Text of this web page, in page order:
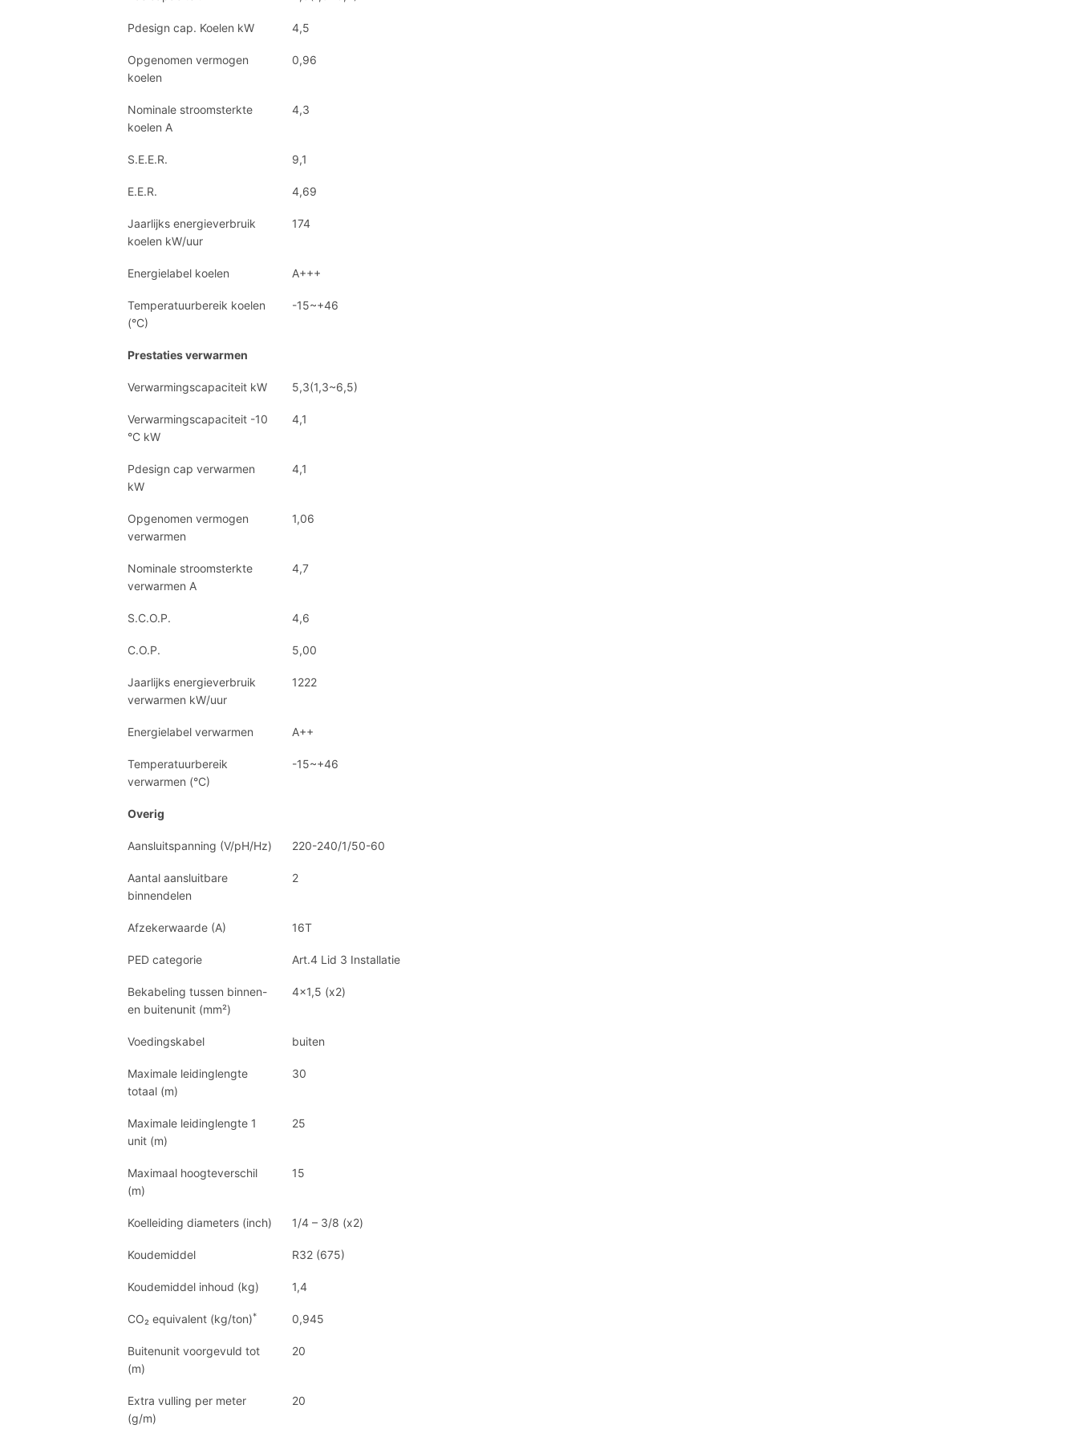
Pdesign cap. Koelen kW 4,5
Opgenomen vermogen
koelen
0,96
Nominale stroomsterkte
koelen A
4,3
S.E.E.R. 9,1
E.E.R. 4,69
Jaarlijks energieverbruik
koelen kW/uur
174
Energielabel koelen A+++
Temperatuurbereik koelen
(°C)
-15~+46
Prestaties verwarmen
Verwarmingscapaciteit kW 5,3(1,3~6,5)
Verwarmingscapaciteit -10
°C kW
4,1
Pdesign cap verwarmen
kW
4,1
Opgenomen vermogen
verwarmen
1,06
Nominale stroomsterkte
verwarmen A
4,7
S.C.O.P. 4,6
C.O.P. 5,00
Jaarlijks energieverbruik
verwarmen kW/uur
1222
Energielabel verwarmen A++
Temperatuurbereik
verwarmen (°C)
-15~+46
Overig
Aansluitspanning (V/pH/Hz) 220-240/1/50-60
Aantal aansluitbare
binnendelen
2
Afzekerwaarde (A) 16T
PED categorie Art.4 Lid 3 Installatie
Bekabeling tussen binnen-
en buitenunit (mm²)
4×1,5 (x2)
Voedingskabel buiten
Maximale leidinglengte
totaal (m)
30
Maximale leidinglengte 1
unit (m)
25
Maximaal hoogteverschil
(m)
15
Koelleiding diameters (inch) 1/4 – 3/8 (x2)
Koudemiddel R32 (675)
Koudemiddel inhoud (kg) 1,4
CO₂ equivalent (kg/ton)* 0,945
Buitenunit voorgevuld tot
(m)
20
Extra vulling per meter
(g/m)
20